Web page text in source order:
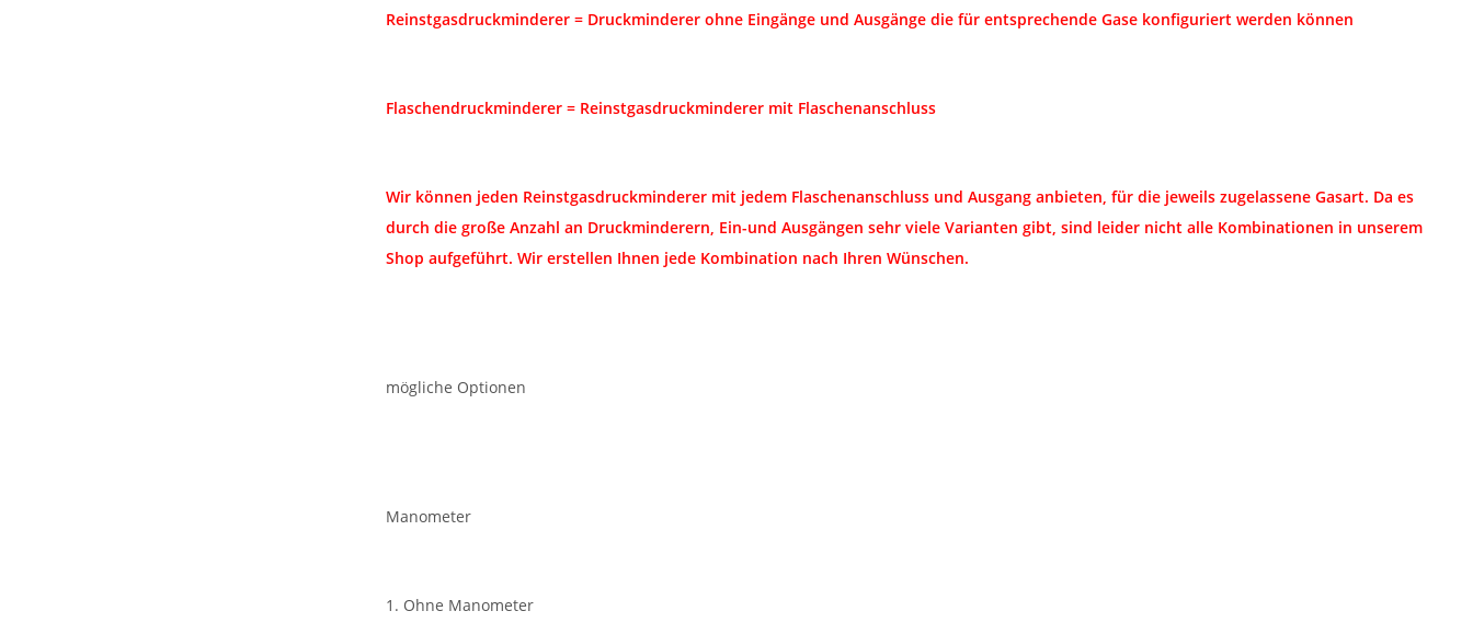
Reinstgasdruckminderer = Druckminderer ohne Eingänge und Ausgänge die für entsprechende Gase konfiguriert werden können
Flaschendruckminderer = Reinstgasdruckminderer mit Flaschenanschluss
Wir können jeden Reinstgasdruckminderer mit jedem Flaschenanschluss und Ausgang anbieten, für die jeweils zugelassene Gasart. Da es
durch die große Anzahl an Druckminderern, Ein-und Ausgängen sehr viele Varianten gibt, sind leider nicht alle Kombinationen in unserem
Shop aufgeführt. Wir erstellen Ihnen jede Kombination nach Ihren Wünschen.
mögliche Optionen
Manometer
1. Ohne Manometer